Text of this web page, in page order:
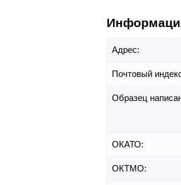
Адрес:
Почтовый
Образец
ОКАТО:
ОКТМО: